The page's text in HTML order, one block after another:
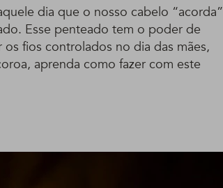
dia que o nosso cabelo “acorda”
Esse penteado tem o poder de
fios controlados no dia das mães,
aprenda como fazer com este